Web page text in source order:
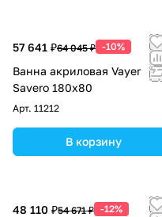
57 641 ₽64 045 ₽ -10%
Ванна акриловая Vayer
Savero 180x80
Арт. 11212
В корзину
48 110 ₽54 671 ₽ -12%